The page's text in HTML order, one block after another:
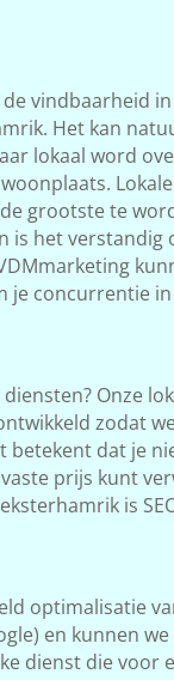
de vindbaarheid
Het kan
lokaal word
grootste te
is het verstandig
je concurrentie
Onze
zodat
betekent dat je
prijs kunt
is
optimalisatie
en kunnen
dienst die voor